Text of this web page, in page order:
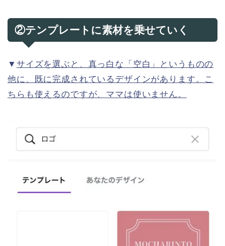
②テンプレートに素材を乗せていく
▼ サイズを選ぶと、真っ白な「空白」というものの
他に、既に完成されているデザインがあります。こ
ちらも使えるのですが、ママは使いません。